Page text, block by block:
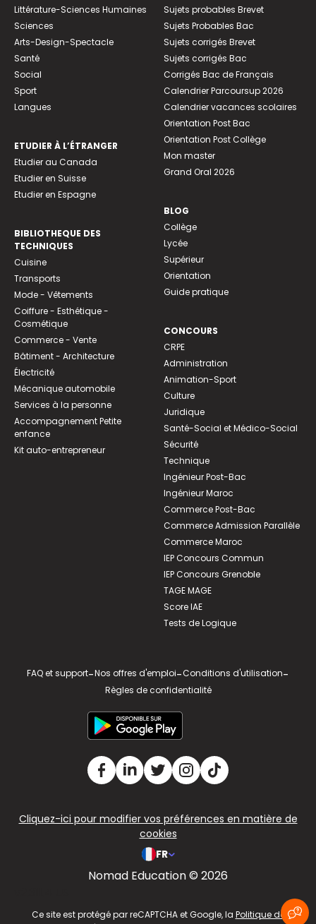
Littérature-Sciences Humaines
Sciences
Arts-Design-Spectacle
Santé
Social
Sport
Langues
ETUDIER À L’ÉTRANGER
Etudier au Canada
Etudier en Suisse
Etudier en Espagne
BIBLIOTHEQUE DES
TECHNIQUES
Cuisine
Transports
Mode - Vêtements
Coiffure - Esthétique -
Cosmétique
Commerce - Vente
Bâtiment - Architecture
Électricité
Mécanique automobile
Services à la personne
Accompagnement Petite
enfance
Kit auto-entrepreneur
Sujets probables Brevet
Sujets Probables Bac
Sujets corrigés Brevet
Sujets corrigés Bac
Corrigés Bac de Français
Calendrier Parcoursup 2026
Calendrier vacances scolaires
Orientation Post Bac
Orientation Post Collège
Mon master
Grand Oral 2026
BLOG
Collège
Lycée
Supérieur
Orientation
Guide pratique
CONCOURS
CRPE
Administration
Animation-Sport
Culture
Juridique
Santé-Social et Médico-Social
Sécurité
Technique
Ingénieur Post-Bac
Ingénieur Maroc
Commerce Post-Bac
Commerce Admission Parallèle
Commerce Maroc
IEP Concours Commun
IEP Concours Grenoble
TAGE MAGE
Score IAE
Tests de Logique
FAQ et support-Nos offres d'emploi-Conditions d'utilisation-
Règles de confidentialité
Cliquez-ici pour modifier vos préférences en matière de
cookies
FR
Nomad Education © 2026
Ce site est protégé par reCAPTCHA et Google, la Politique de